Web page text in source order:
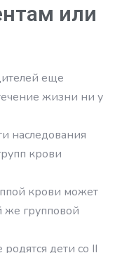
или
еще
жизни ни у
наследования
крови
крови может
же групповой
дети со II